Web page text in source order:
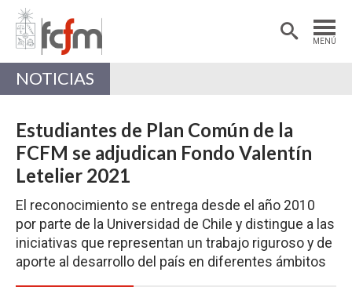
MENÚ
Estudiantes
Académicas/os
NOTICIAS
Estudiantes de Plan Común de la
FCFM se adjudican Fondo Valentín
Letelier 2021
El reconocimiento se entrega desde el año 2010
por parte de la Universidad de Chile y distingue a las
iniciativas que representan un trabajo riguroso y de
aporte al desarrollo del país en diferentes ámbitos